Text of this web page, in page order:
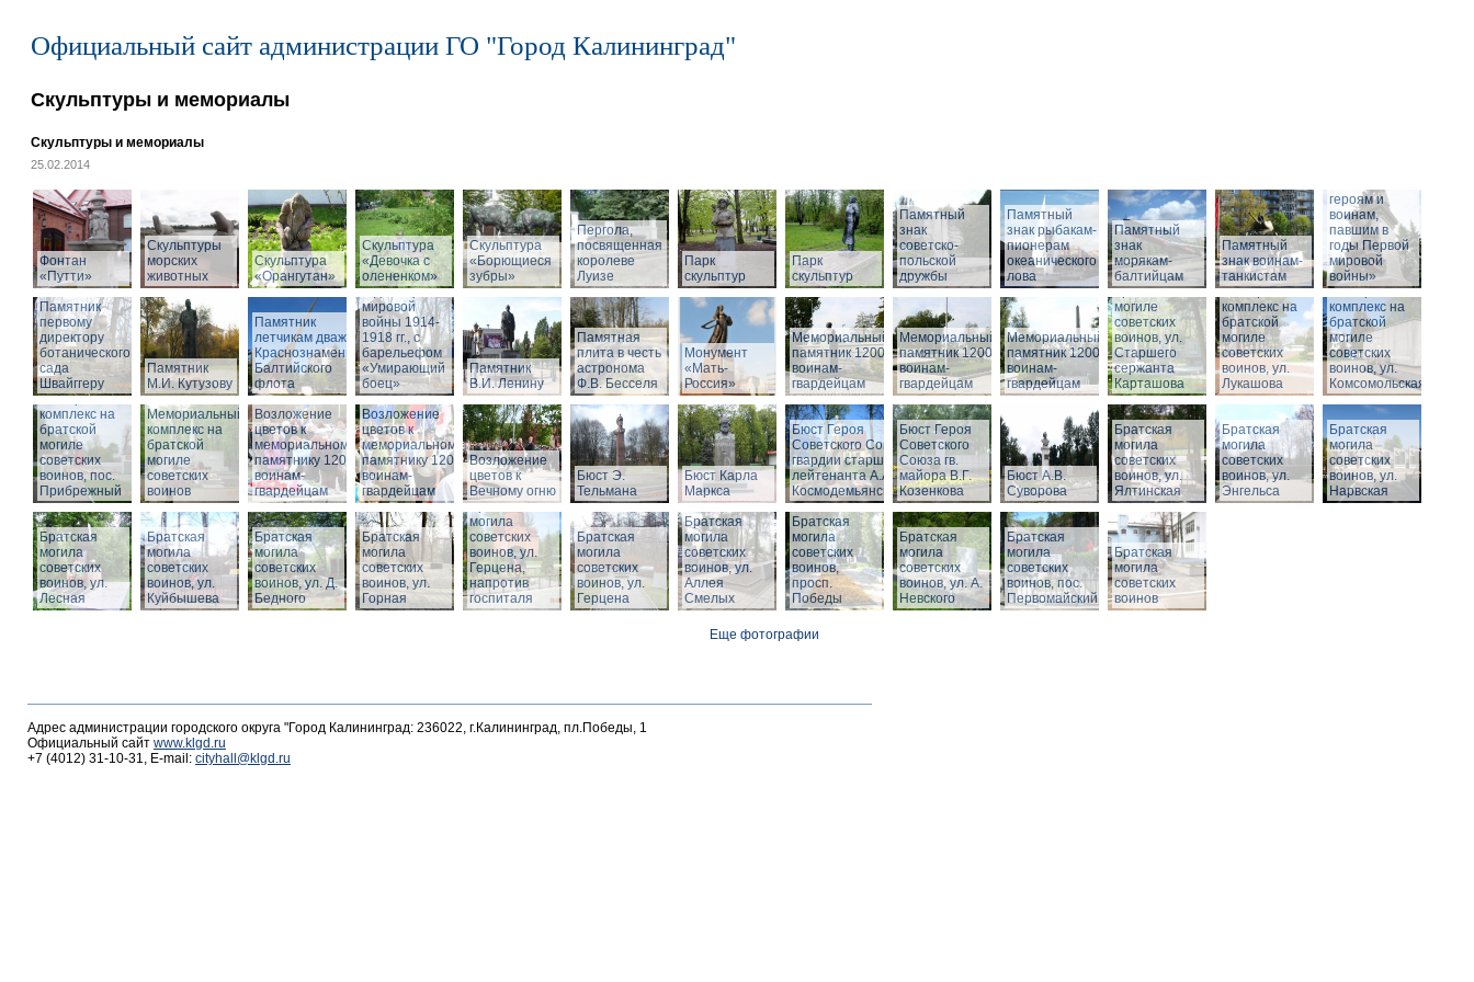
Официальный сайт администрации ГО "Город Калининград"
Скульптуры и мемориалы
Скульптуры и мемориалы
25.02.2014
Фонтан
«Путти»
Скульптуры
морских
животных
Скульптура
«Орангутан»
Скульптура
«Девочка с
олененком»
Скульптура
«Борющиеся
зубры»
Пергола,
посвященная
королеве
Луизе
Парк
скульптур
Парк
скульптур
Памятный
знак
советско-
польской
дружбы
Памятный
знак рыбакам-
пионерам
океанического
лова
Памятный
знак
морякам-
балтийцам
Памятный
знак воинам-
танкистам
героям и
воинам,
павшим в
годы Первой
мировой
войны»
Памятник
первому
директору
ботанического
сада
Швайггеру
Памятник
М.И. Кутузову
Памятник
летчикам дважды
Краснознаменного
Балтийского
флота
Памятник
воинам,
погибшим в
годы Первой
мировой
войны 1914-
1918 гг., с
барельефом
«Умирающий
боец»
Памятник
В.И. Ленину
Памятная
плита в честь
астронома
Ф.В. Бесселя
Монумент
«Мать-
Россия»
Мемориальный
памятник 1200
воинам-
гвардейцам
Мемориальный
памятник 1200
воинам-
гвардейцам
Мемориальный
памятник 1200
воинам-
гвардейцам
Мемориальный
комплекс на
братской
могиле
советских
воинов, ул.
Старшего
сержанта
Карташова
Мемориальный
комплекс на
братской
могиле
советских
воинов, ул.
Лукашова
Мемориальный
комплекс на
братской
могиле
советских
воинов, ул.
Комсомольская
Мемориальный
комплекс на
братской
могиле
советских
воинов, пос.
Прибрежный
Мемориальный
комплекс на
братской
могиле
советских
воинов
Возложение
цветов к
мемориальному
памятнику 1200
воинам-
гвардейцам
Возложение
цветов к
мемориальному
памятнику 1200
воинам-
гвардейцам
Возложение
цветов к
Вечному огню
Бюст Э.
Тельмана
Бюст Карла
Маркса
Бюст Героя
Советского Союза
гвардии старшего
лейтенанта А.А.
Космодемьянского
Бюст Героя
Советского
Союза гв.
майора В.Г.
Козенкова
Бюст А.В.
Суворова
Братская
могила
советских
воинов, ул.
Ялтинская
Братская
могила
советских
воинов, ул.
Энгельса
Братская
могила
советских
воинов, ул.
Нарвская
Братская
могила
советских
воинов, ул.
Лесная
Братская
могила
советских
воинов, ул.
Куйбышева
Братская
могила
советских
воинов, ул. Д.
Бедного
Братская
могила
советских
воинов, ул.
Горная
Братская
могила
советских
воинов, ул.
Герцена,
напротив
госпиталя
Братская
могила
советских
воинов, ул.
Герцена
Братская
могила
советских
воинов, ул.
Аллея
Смелых
Братская
могила
советских
воинов,
просп.
Победы
Братская
могила
советских
воинов, ул. А.
Невского
Братская
могила
советских
воинов, пос.
Первомайский
Братская
могила
советских
воинов
Еще фотографии
Адрес администрации городского округа "Город Калининград: 236022, г.Калининград, пл.Победы, 1
Официальный сайт www.klgd.ru
+7 (4012) 31-10-31, E-mail: cityhall@klgd.ru